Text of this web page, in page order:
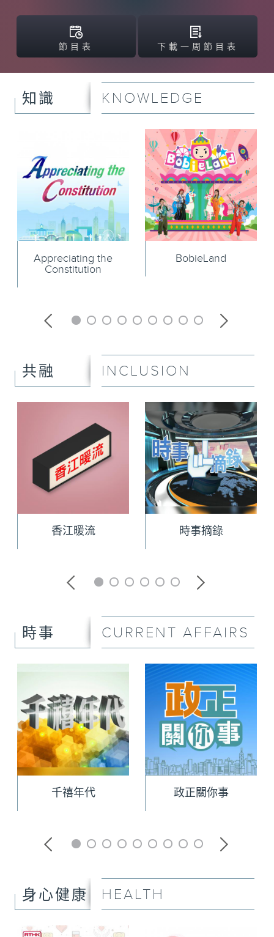
節目表 下載一周節目表
知識 KNOWLEDGE
Appreciating the
Constitution
BobieLand
共融 INCLUSION
香江暖流 時事摘錄
時事 CURRENT AFFAIRS
千禧年代 政正關你事
身心健康 HEALTH